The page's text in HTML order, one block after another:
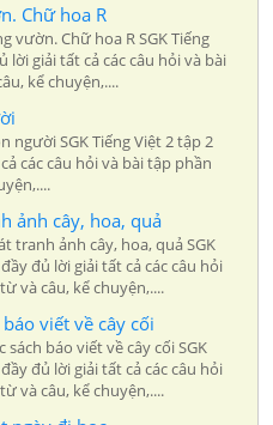
Chữ hoa R
vườn. Chữ hoa R SGK Tiếng
lời giải tất cả các câu hỏi và bài
kể chuyện,....
người SGK Tiếng Việt 2 tập 2
các câu hỏi và bài tập phần
ảnh cây, hoa, quả
tranh ảnh cây, hoa, quả SGK
đủ lời giải tất cả các câu hỏi
và câu, kể chuyện,....
viết về cây cối
sách báo viết về cây cối SGK
đủ lời giải tất cả các câu hỏi
và câu, kể chuyện,....